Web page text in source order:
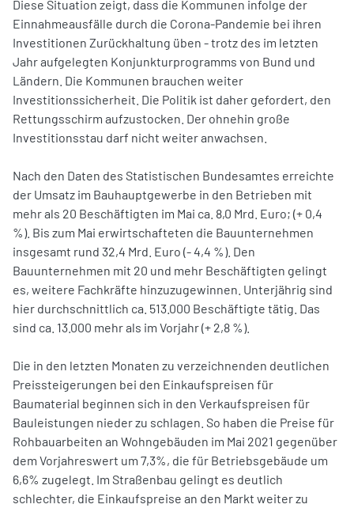
Diese Situation zeigt, dass die Kommunen infolge der
Einnahmeausfälle durch die Corona-Pandemie bei ihren
Investitionen Zurückhaltung üben - trotz des im letzten
Jahr aufgelegten Konjunkturprogramms von Bund und
Ländern. Die Kommunen brauchen weiter
Investitionssicherheit. Die Politik ist daher gefordert, den
Rettungsschirm aufzustocken. Der ohnehin große
Investitionsstau darf nicht weiter anwachsen.
Nach den Daten des Statistischen Bundesamtes erreichte
der Umsatz im Bauhauptgewerbe in den Betrieben mit
mehr als 20 Beschäftigten im Mai ca. 8,0 Mrd. Euro; (+ 0,4
%). Bis zum Mai erwirtschafteten die Bauunternehmen
insgesamt rund 32,4 Mrd. Euro (- 4,4 %). Den
Bauunternehmen mit 20 und mehr Beschäftigten gelingt
es, weitere Fachkräfte hinzuzugewinnen. Unterjährig sind
hier durchschnittlich ca. 513.000 Beschäftigte tätig. Das
sind ca. 13.000 mehr als im Vorjahr (+ 2,8 %).
Die in den letzten Monaten zu verzeichnenden deutlichen
Preissteigerungen bei den Einkaufspreisen für
Baumaterial beginnen sich in den Verkaufspreisen für
Bauleistungen nieder zu schlagen. So haben die Preise für
Rohbauarbeiten an Wohngebäuden im Mai 2021 gegenüber
dem Vorjahreswert um 7,3%, die für Betriebsgebäude um
6,6% zugelegt. Im Straßenbau gelingt es deutlich
schlechter, die Einkaufspreise an den Markt weiter zu